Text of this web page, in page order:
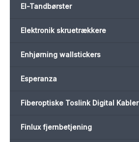
El-Tandbørster
Elektronik skruetrækkere
Enhjørning wallstickers
Esperanza
Fiberoptiske Toslink Digital Kabler
Finlux fjernbetjening